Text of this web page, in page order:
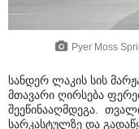
Pyer Moss
სანდერ ლაკის სის
მთავარი ღირსება
შეეწინააღმდეგა.
სარკასტულზე და